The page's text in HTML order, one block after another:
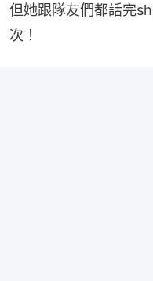
但她跟隊友們都話完
次！